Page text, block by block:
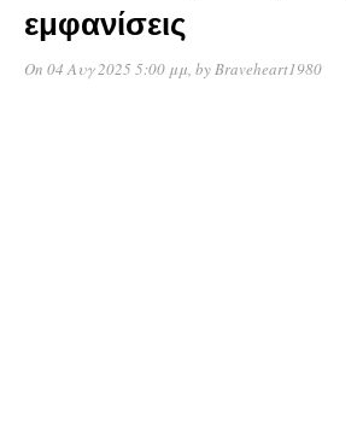
εμφανίσεις
On 04 Αυγ 2025 5:00 μμ , by Braveheart1980